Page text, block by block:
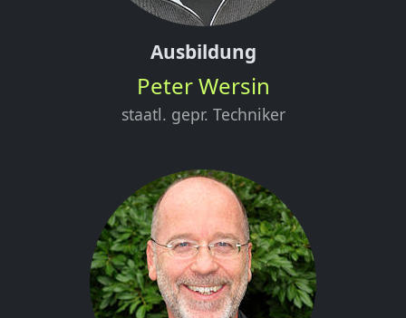
Ausbildung
Peter Wersin
staatl. gepr. Techniker